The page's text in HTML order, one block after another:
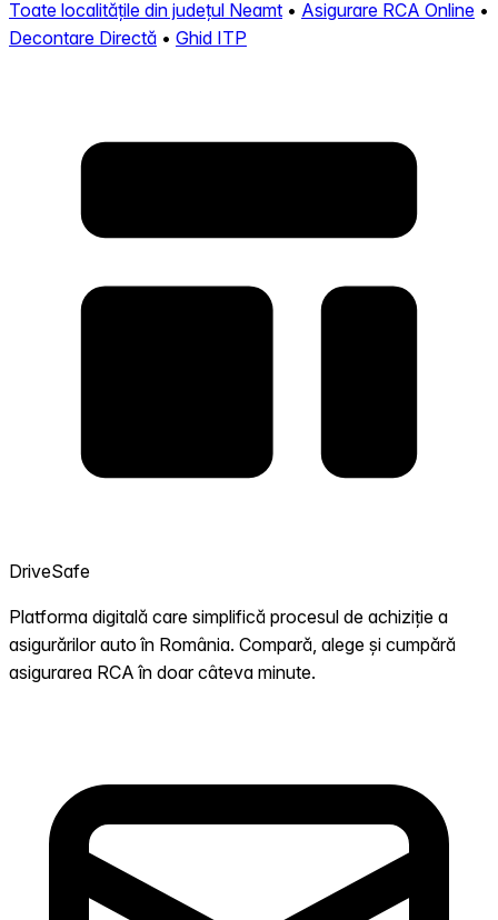
Toate localitățile din județul Neamt • Asigurare RCA Online •
Decontare Directă • Ghid ITP
DriveSafe
Platforma digitală care simplifică procesul de achiziție a
asigurărilor auto în România. Compară, alege și cumpără
asigurarea RCA în doar câteva minute.